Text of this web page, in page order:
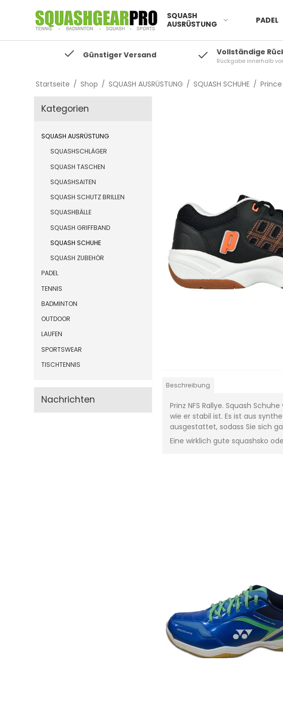
SQUASH
AUSRÜSTUNG
PADEL
Günstiger Versand Vollständige
Rückgabe innerhalb
Startseite / Shop / SQUASH AUSRÜSTUNG / SQUASH SCHUHE /
Kategorien
SQUASH AUSRÜSTUNG
SQUASHSCHLÄGER
SQUASH TASCHEN
SQUASHSAITEN
SQUASH SCHUTZ BRILLEN
SQUASHBÄLLE
SQUASH GRIFFBAND
SQUASH SCHUHE
SQUASH ZUBEHÖR
PADEL
TENNIS
BADMINTON
OUTDOOR
LAUFEN
SPORTSWEAR
TISCHTENNIS
Nachrichten
Beschreibung
Prinz NFS Rallye. Squash
wie er stabil ist. Es ist aus
ausgestattet, sodass Sie sich
Eine wirklich gute squashsko